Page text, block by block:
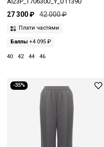
27 300 ₽ 42 000 ₽
Плати частями
Баллы +4 095 ₽
40 42 44 46
-35%